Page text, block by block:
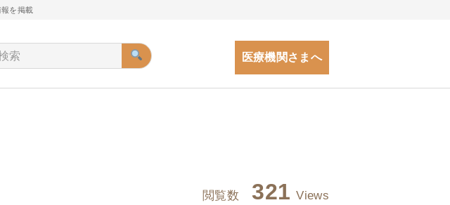
を掲載
医療機関さまへ
閲覧数 321 Views